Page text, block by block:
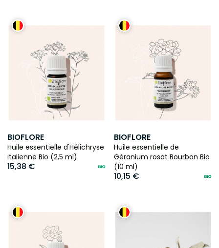
BIOFLORE
Huile essentielle d'Hélichryse
italienne Bio (2,5 ml)
15,38 €
BIOFLORE
Huile essentielle de
Géranium rosat Bourbon Bio
(10 ml)
10,15 €